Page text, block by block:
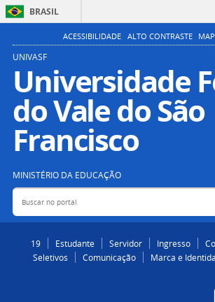
BRASIL
Acesso
ACESSIBILIDADE ALTO CONTRASTE
UNIVASF
Universidade
do Vale do São
Francisco
MINISTÉRIO DA EDUCAÇÃO
Buscar no portal
19
Estudante Servidor Ingresso
Seletivos
Comunicação Marca e